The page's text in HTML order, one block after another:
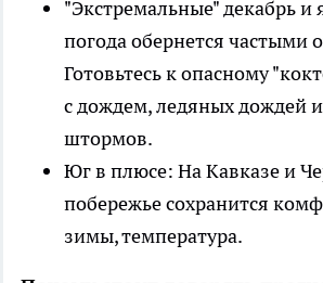
"Экстремальные" декабрь и
погода обернется частыми
Готовьтесь к опасному
с дождем, ледяных дождей
штормов.
Юг в плюсе: На Кавказе и
побережье сохранится
зимы, температура.